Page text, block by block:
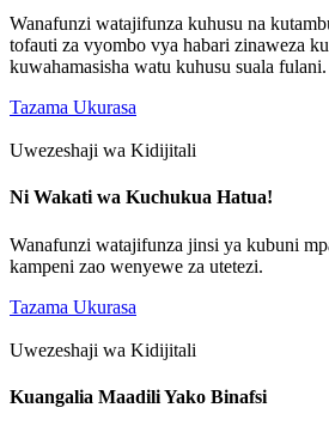
Wanafunzi watajifunza kuhusu na
tofauti za vyombo vya habari zinaweza
kuwahamasisha watu kuhusu suala fulani.
Tazama Ukurasa
Uwezeshaji wa Kidijitali
Ni Wakati wa Kuchukua Hatua!
Wanafunzi watajifunza jinsi ya kubuni
kampeni zao wenyewe za utetezi.
Tazama Ukurasa
Uwezeshaji wa Kidijitali
Kuangalia Maadili Yako Binafsi